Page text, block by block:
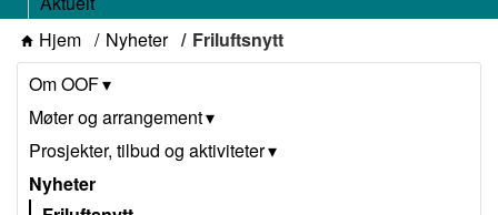
Hjem
Nyheter
Friluftsnytt
Om OOF
Møter og arrangement
Prosjekter, tilbud og aktiviteter
Nyheter